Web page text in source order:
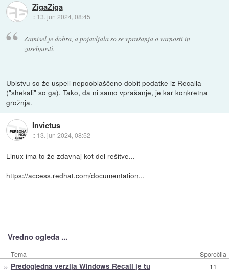
ZigaZiga
:: 13. jun 2024, 08:45
Zamisel je dobra, a pojavljala so se vprašanja o varnosti in
zasebnosti.
Ubistvu so že uspeli nepooblaščeno dobit podatke iz Recalla
("shekali" so ga). Tako, da ni samo vprašanje, je kar konkretna
grožnja.
Invictus
:: 13. jun 2024, 08:52
Linux ima to že zdavnaj kot del rešitve...
https://access.redhat.com/documentation...
Vredno ogleda ...
Tema Sporočila
» Predogledna verzija Windows Recall je tu 11